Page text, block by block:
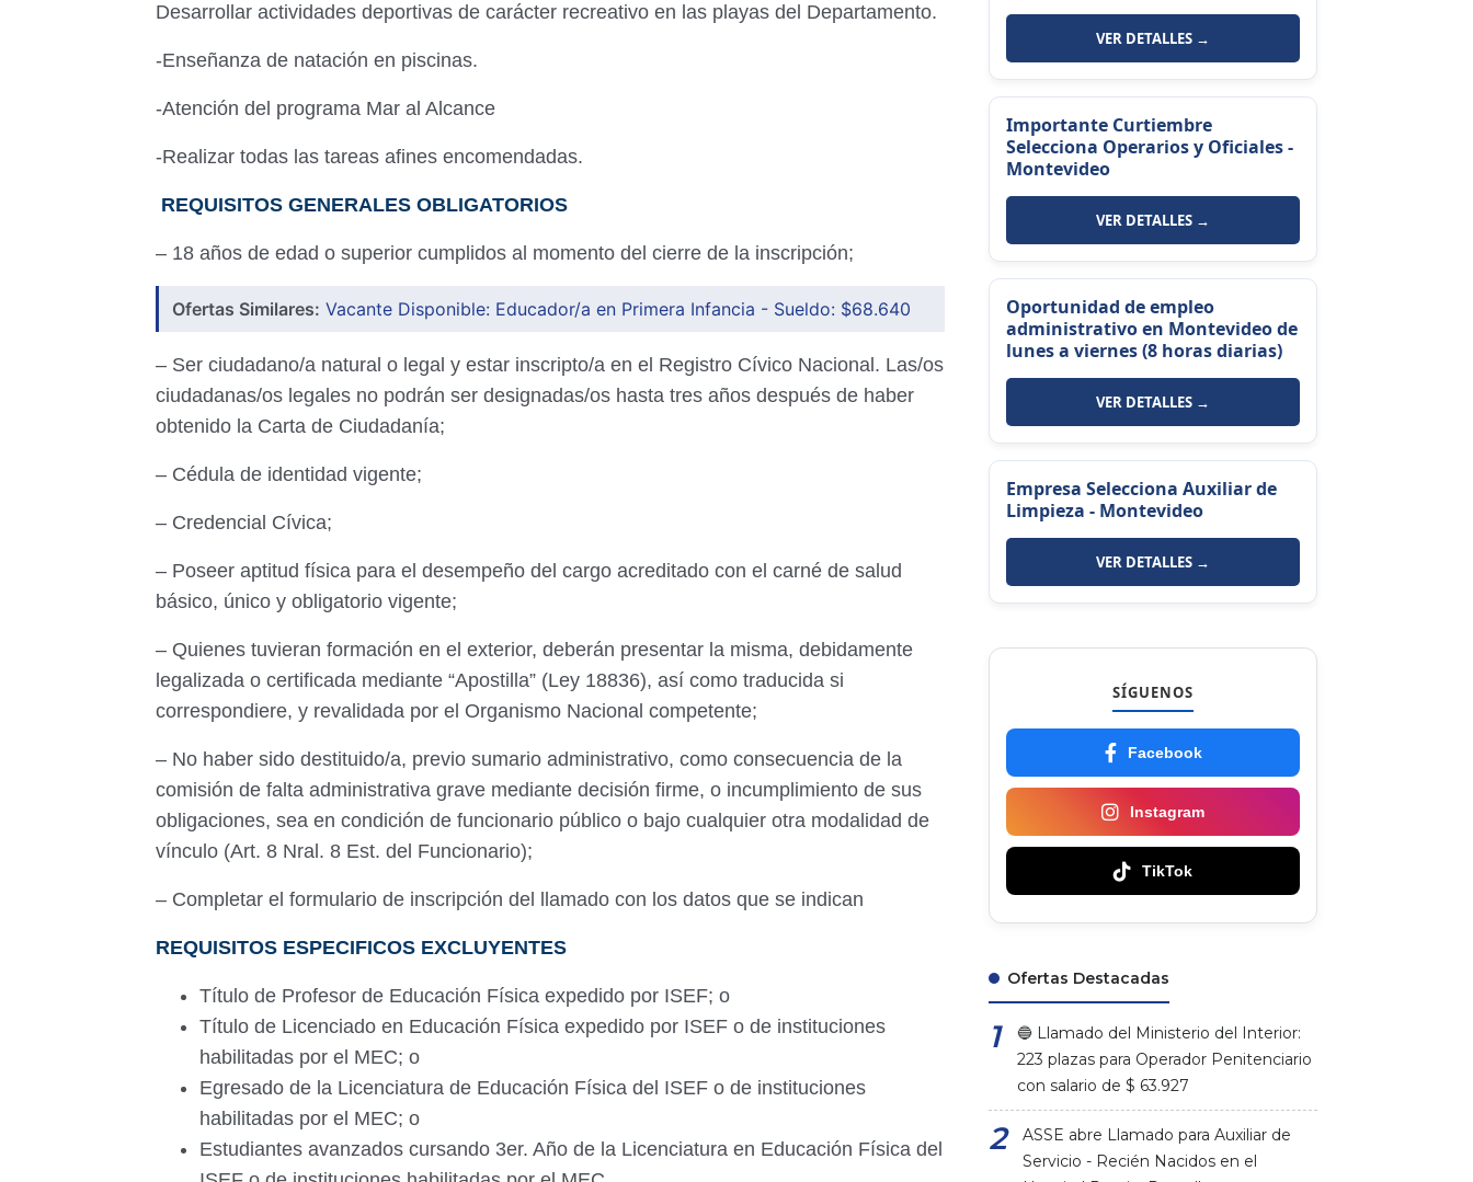
Desarrollar actividades deportivas de carácter recreativo en las playas del Departamento.
-Enseñanza de natación en piscinas.
-Atención del programa Mar al Alcance
-Realizar todas las tareas afines encomendadas.
REQUISITOS GENERALES OBLIGATORIOS
– 18 años de edad o superior cumplidos al momento del cierre de la inscripción;
Ofertas Similares: Vacante Disponible: Educador/a en Primera Infancia - Sueldo: $68.640
– Ser ciudadano/a natural o legal y estar inscripto/a en el Registro Cívico Nacional. Las/os
ciudadanas/os legales no podrán ser designadas/os hasta tres años después de haber
obtenido la Carta de Ciudadanía;
– Cédula de identidad vigente;
– Credencial Cívica;
– Poseer aptitud física para el desempeño del cargo acreditado con el carné de salud
básico, único y obligatorio vigente;
– Quienes tuvieran formación en el exterior, deberán presentar la misma, debidamente
legalizada o certificada mediante “Apostilla” (Ley 18836), así como traducida si
correspondiere, y revalidada por el Organismo Nacional competente;
– No haber sido destituido/a, previo sumario administrativo, como consecuencia de la
comisión de falta administrativa grave mediante decisión firme, o incumplimiento de sus
obligaciones, sea en condición de funcionario público o bajo cualquier otra modalidad de
vínculo (Art. 8 Nral. 8 Est. del Funcionario);
– Completar el formulario de inscripción del llamado con los datos que se indican
REQUISITOS ESPECIFICOS EXCLUYENTES
Título de Profesor de Educación Física expedido por ISEF; o
Título de Licenciado en Educación Física expedido por ISEF o de instituciones
habilitadas por el MEC; o
Egresado de la Licenciatura de Educación Física del ISEF o de instituciones
habilitadas por el MEC; o
Estudiantes avanzados cursando 3er. Año de la Licenciatura en Educación Física del
VER DETALLES →
Importante Curtiembre
Selecciona Operarios y Oficiales -
Montevideo
VER DETALLES →
Oportunidad de empleo
administrativo en Montevideo de
lunes a viernes (8 horas diarias)
VER DETALLES →
Empresa Selecciona Auxiliar de
Limpieza - Montevideo
VER DETALLES →
SÍGUENOS
Facebook
Instagram
TikTok
Ofertas Destacadas
🔵 Llamado del Ministerio del Interior:
223 plazas para Operador Penitenciario
con salario de $ 63.927
ASSE abre Llamado para Auxiliar de
Servicio - Recién Nacidos en el